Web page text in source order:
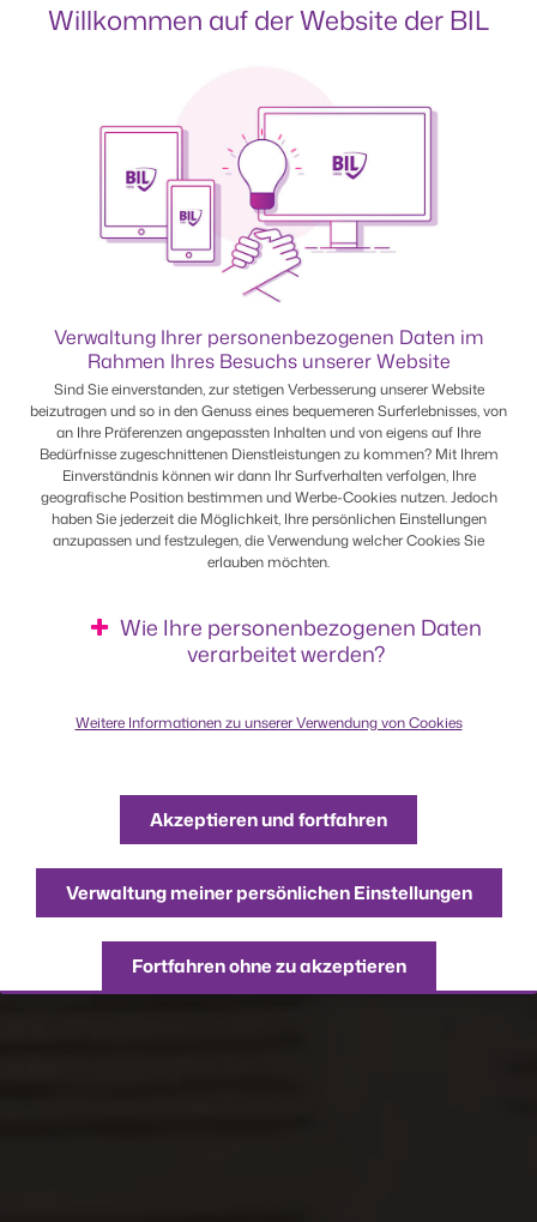
Willkommen auf der Website der BIL
Verwaltung Ihrer personenbezogenen Daten im
Rahmen Ihres Besuchs unserer Website
Sind Sie einverstanden, zur stetigen Verbesserung unserer Website
beizutragen und so in den Genuss eines bequemeren Surferlebnisses, von
an Ihre Präferenzen angepassten Inhalten und von eigens auf Ihre
Bedürfnisse zugeschnittenen Dienstleistungen zu kommen? Mit Ihrem
Einverständnis können wir dann Ihr Surfverhalten verfolgen, Ihre
geografische Position bestimmen und Werbe-Cookies nutzen. Jedoch
haben Sie jederzeit die Möglichkeit, Ihre persönlichen Einstellungen
anzupassen und festzulegen, die Verwendung welcher Cookies Sie
erlauben möchten.
Wie Ihre personenbezogenen Daten
verarbeitet werden?
Weitere Informationen zu unserer Verwendung von Cookies
Akzeptieren und fortfahren
Verwaltung meiner persönlichen Einstellungen
Fortfahren ohne zu akzeptieren